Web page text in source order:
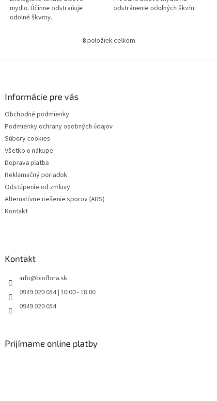
mydlo. Účinne odstraňuje
odolné škvrny.
odstránenie odolných škvŕn.
O
l
p
8položiek celkom
Informácie pre vás
Obchodné podmienky
Podmienky ochrany osobných údajov
Súbory cookies
Všetko o nákupe
Doprava platba
Reklamačný poriadok
Odstúpenie od zmluvy
Alternatívne riešenie sporov (ARS)
Kontakt
Kontakt
info@bioflora.sk
0949 020 054 | 10:00 - 18:00
0949 020 054
Prijímame online platby